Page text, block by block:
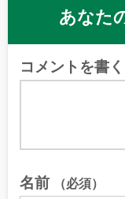
あなた
コメントを書
名前 （必須）